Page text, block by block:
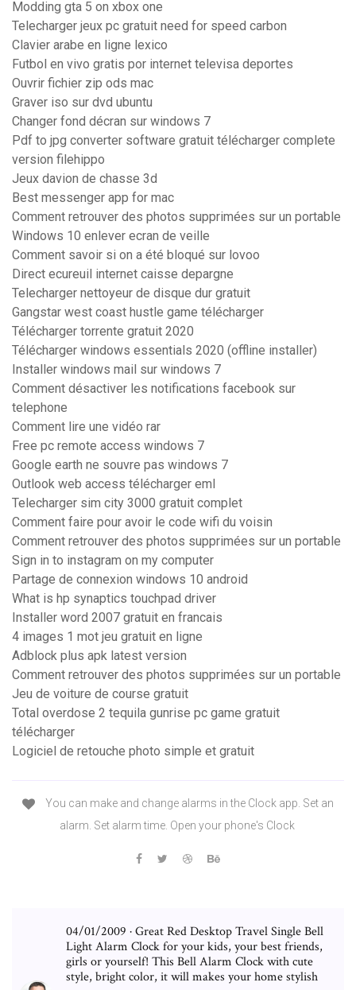
Modding gta 5 on xbox one
Telecharger jeux pc gratuit need for speed carbon
Clavier arabe en ligne lexico
Futbol en vivo gratis por internet televisa deportes
Ouvrir fichier zip ods mac
Graver iso sur dvd ubuntu
Changer fond décran sur windows 7
Pdf to jpg converter software gratuit télécharger complete
version filehippo
Jeux davion de chasse 3d
Best messenger app for mac
Comment retrouver des photos supprimées sur un portable
Windows 10 enlever ecran de veille
Comment savoir si on a été bloqué sur lovoo
Direct ecureuil internet caisse depargne
Telecharger nettoyeur de disque dur gratuit
Gangstar west coast hustle game télécharger
Télécharger torrente gratuit 2020
Télécharger windows essentials 2020 (offline installer)
Installer windows mail sur windows 7
Comment désactiver les notifications facebook sur
telephone
Comment lire une vidéo rar
Free pc remote access windows 7
Google earth ne souvre pas windows 7
Outlook web access télécharger eml
Telecharger sim city 3000 gratuit complet
Comment faire pour avoir le code wifi du voisin
Comment retrouver des photos supprimées sur un portable
Sign in to instagram on my computer
Partage de connexion windows 10 android
What is hp synaptics touchpad driver
Installer word 2007 gratuit en francais
4 images 1 mot jeu gratuit en ligne
Adblock plus apk latest version
Comment retrouver des photos supprimées sur un portable
Jeu de voiture de course gratuit
Total overdose 2 tequila gunrise pc game gratuit
télécharger
Logiciel de retouche photo simple et gratuit
You can make and change alarms in the Clock app. Set an
alarm. Set alarm time. Open your phone's Clock
04/01/2009 · Great Red Desktop Travel Single Bell
Light Alarm Clock for your kids, your best friends,
girls or yourself! This Bell Alarm Clock with cute
style, bright color, it will makes your home stylish